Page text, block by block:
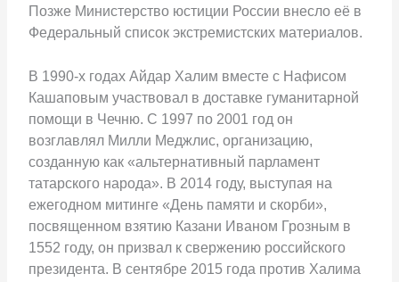
Позже Министерство юстиции России внесло её в
Федеральный список экстремистских материалов.
В 1990-х годах Айдар Халим вместе с Нафисом
Кашаповым участвовал в доставке гуманитарной
помощи в Чечню. С 1997 по 2001 год он
возглавлял Милли Меджлис, организацию,
созданную как «альтернативный парламент
татарского народа». В 2014 году, выступая на
ежегодном митинге «День памяти и скорби»,
посвященном взятию Казани Иваном Грозным в
1552 году, он призвал к свержению российского
президента. В сентябре 2015 года против Халима